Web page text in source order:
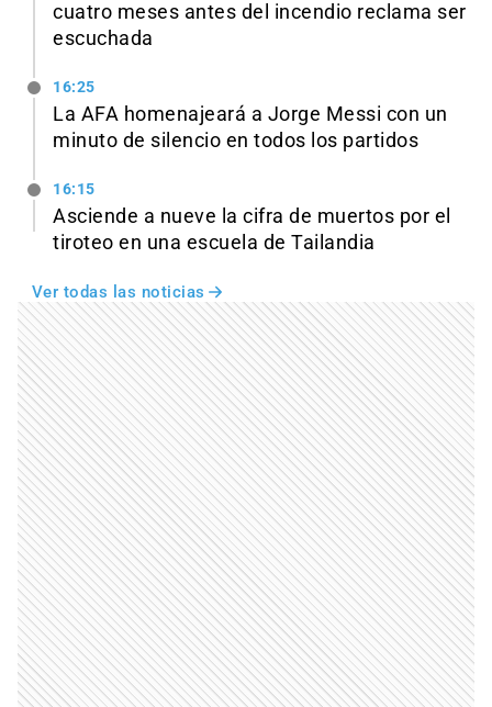
cuatro meses antes del incendio reclama ser
escuchada
16:25
La AFA homenajeará a Jorge Messi con un
minuto de silencio en todos los partidos
16:15
Asciende a nueve la cifra de muertos por el
tiroteo en una escuela de Tailandia
Ver todas las noticias